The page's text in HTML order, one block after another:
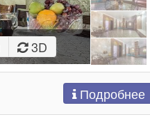
3D
Подробнее